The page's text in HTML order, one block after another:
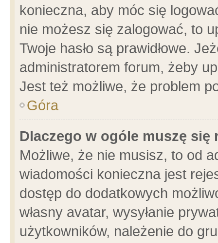
konieczna, aby móc się
nie możesz się zalogować, to
Twoje hasło są prawidłowe.
administratorem forum, żeby
Jest też możliwe, że problem
Góra
Dlaczego w ogóle muszę się
Możliwe, że nie musisz, to od
wiadomości konieczna jest
dostęp do dodatkowych
własny avatar, wysyłanie
użytkowników, należenie do